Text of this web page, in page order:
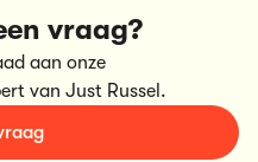
vraag?
aan onze
van Just Russel.